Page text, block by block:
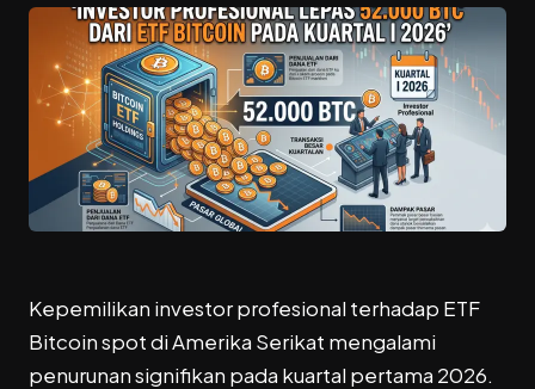
Kepemilikan investor profesional terhadap ETF
Bitcoin spot di Amerika Serikat mengalami
penurunan signifikan pada kuartal pertama 2026.